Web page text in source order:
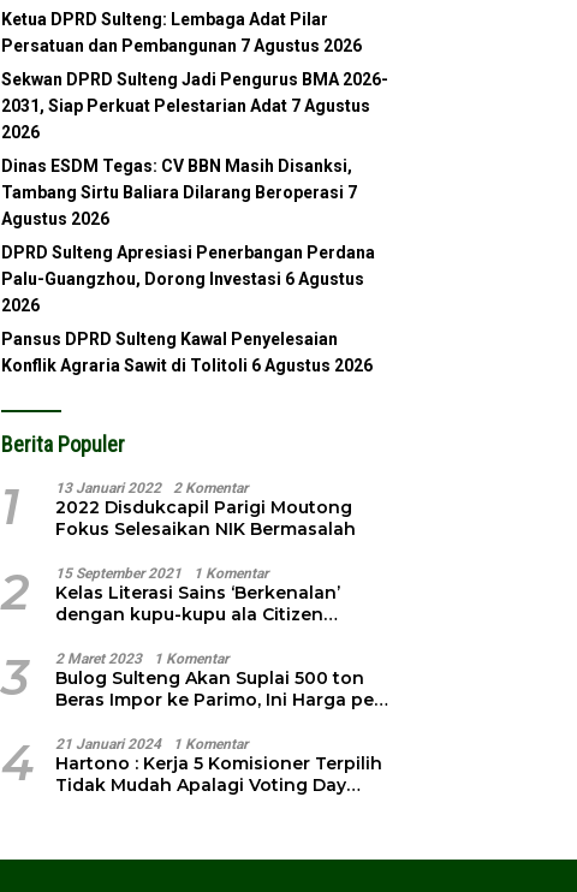
Ketua DPRD Sulteng: Lembaga Adat Pilar
Persatuan dan Pembangunan 7 Agustus 2026
Sekwan DPRD Sulteng Jadi Pengurus BMA 2026-
2031, Siap Perkuat Pelestarian Adat 7 Agustus
2026
Dinas ESDM Tegas: CV BBN Masih Disanksi,
Tambang Sirtu Baliara Dilarang Beroperasi 7
Agustus 2026
DPRD Sulteng Apresiasi Penerbangan Perdana
Palu-Guangzhou, Dorong Investasi 6 Agustus
2026
Pansus DPRD Sulteng Kawal Penyelesaian
Konflik Agraria Sawit di Tolitoli 6 Agustus 2026
Berita Populer
1 13 Januari 2022 2 Komentar
2022 Disdukcapil Parigi Moutong
Fokus Selesaikan NIK Bermasalah
2 15 September 2021 1 Komentar
Kelas Literasi Sains ‘Berkenalan’
dengan kupu-kupu ala Citizen
3 2 Maret 2023 1 Komentar
Bulog Sulteng Akan Suplai 500 ton
Beras Impor ke Parimo, Ini Harga per
4 21 Januari 2024 1 Komentar
Hartono : Kerja 5 Komisioner Terpilih
Tidak Mudah Apalagi Voting Day